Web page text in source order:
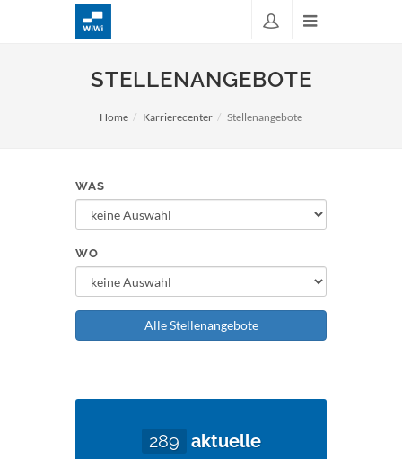
STELLENANGEBOTE
Home Karrierecenter Stellenangebote
WAS
WO
Alle Stellenangebote
289 aktuelle